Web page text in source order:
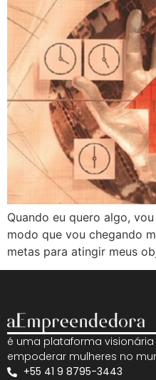
Quando eu quero algo,
modo que vou chegando
metas para atingir meus
é uma plataforma
empoderar mulheres no
+55 41 9 8795-3443